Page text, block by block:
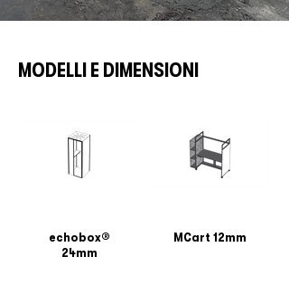
MODELLI E DIMENSIONI
echobox®
24mm
MCart 12mm